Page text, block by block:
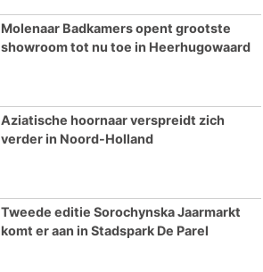
Molenaar Badkamers opent grootste
showroom tot nu toe in Heerhugowaard
Aziatische hoornaar verspreidt zich
verder in Noord-Holland
Tweede editie Sorochynska Jaarmarkt
komt er aan in Stadspark De Parel